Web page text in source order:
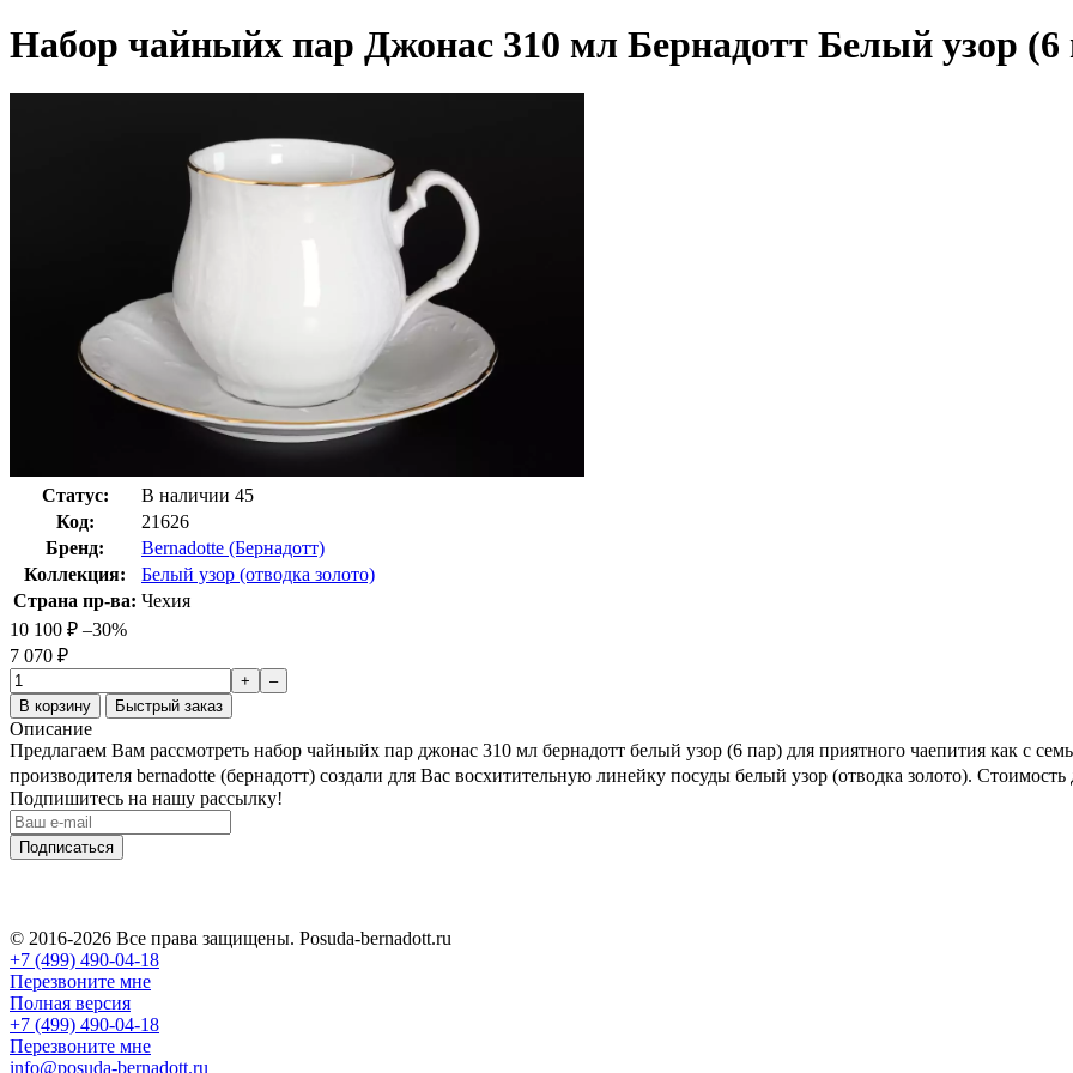
Набор чайныйх пар Джонас 310 мл Бернадотт Белый узор (6
Статус: В наличии 45
Код:
21626
Бренд:
Bernadotte (Бернадотт)
Коллекция:
Белый узор (отводка золото)
Страна пр-ва: Чехия
10 100 ₽ –30%
7 070 ₽
+
–
В корзину
Быстрый заказ
Описание
Предлагаем Вам рассмотреть набор чайныйх пар джонас 310 мл бернадотт белый узор (6 пар) для приятного чаепития как с
производителя bernadotte (бернадотт) создали для Вас восхитительную линейку посуды белый узор (отводка золото).
Подпишитесь на нашу рассылку!
Подписаться
© 2016-2026 Все права защищены. Posuda-bernadott.ru
+7 (499) 490-04-18
Перезвоните мне
Полная версия
+7 (499) 490-04-18
Перезвоните мне
info@posuda-bernadott.ru